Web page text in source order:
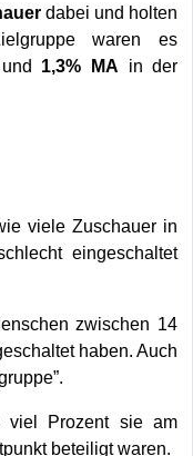
dabei und holten
waren es
1,3% MA in der
viele Zuschauer in
eingeschaltet
zwischen 14
haben. Auch
viel Prozent sie am
beteiligt waren.